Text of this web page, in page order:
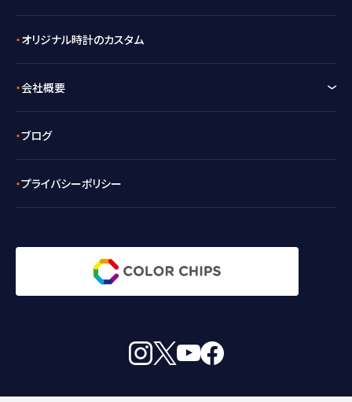
オリジナル時計のカスタム
会社概要
ブログ
プライバシーポリシー
instagramXyoutubefacebook